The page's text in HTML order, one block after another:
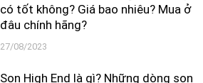
có tốt không? Giá bao nhiêu? Mua ở
đâu chính hãng?
27/08/2023
Son High End là gì? Những dòng son